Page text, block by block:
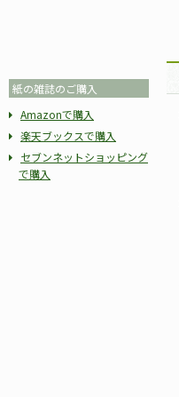
紙の雑誌のご購入
Amazonで購入
楽天ブックスで購入
セブンネットショッピング
で購入